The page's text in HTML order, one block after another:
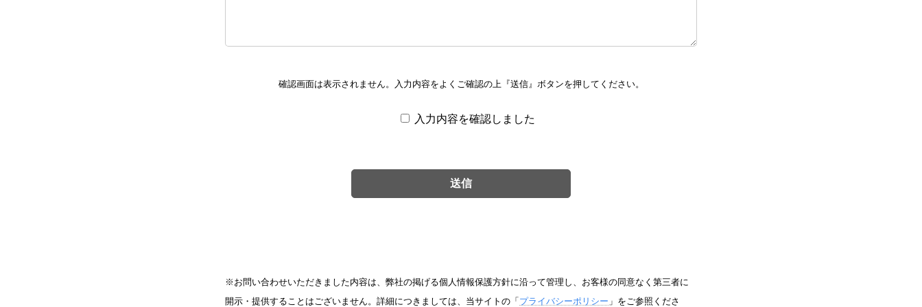
確認画面は表示されません。入力内容をよくご確認の上『送信』ボタンを押してください。
入力内容を確認しました
※お問い合わせいただきました内容は、弊社の掲げる個人情報保護方針に沿って管理し、お客様の同意なく第三者に
開示・提供することはございません。詳細につきましては、当サイトの「 プライバシーポリシー 」をご参照くださ